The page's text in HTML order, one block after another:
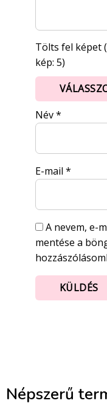
Tölts fel képet
kép: 5)
Név*
E-mail *
A nevem, e-
mentése a
Népszerű